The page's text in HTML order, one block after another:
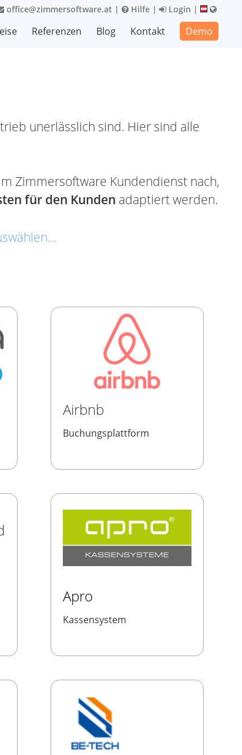
office@zimmersoftware.at | Hilfe | Login |
Referenzen Blog Kontakt Demo
unerlässlich sind. Hier sind alle
Zimmersoftware Kundendienst nach,
für den Kunden adaptiert werden.
Airbnb
Buchungsplattform
Apro
Kassensystem